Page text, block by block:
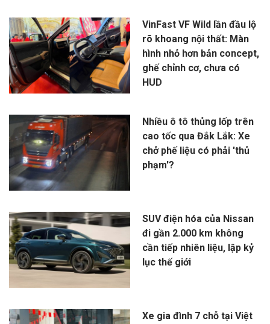
VinFast VF Wild lần đầu lộ
rõ khoang nội thất: Màn
hình nhỏ hơn bản concept,
ghế chỉnh cơ, chưa có
HUD
Nhiều ô tô thủng lốp trên
cao tốc qua Đắk Lắk: Xe
chở phế liệu có phải 'thủ
phạm'?
SUV điện hóa của Nissan
đi gần 2.000 km không
cần tiếp nhiên liệu, lập kỷ
lục thế giới
Xe gia đình 7 chỗ tại Việt